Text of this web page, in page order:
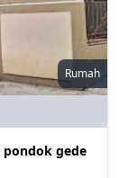
Rumah
pondok gede